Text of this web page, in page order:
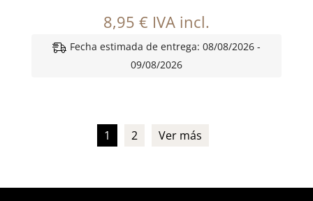
8,95 € IVA incl.
Fecha estimada de entrega: 08/08/2026 -
09/08/2026
1 2 Ver más